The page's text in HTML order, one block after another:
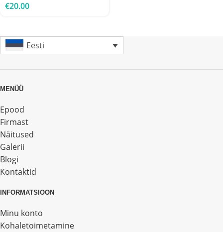
€20.00
Eesti
MENÜÜ
Epood
Firmast
Näitused
Galerii
Blogi
Kontaktid
INFORMATSIOON
Minu konto
Kohaletoimetamine